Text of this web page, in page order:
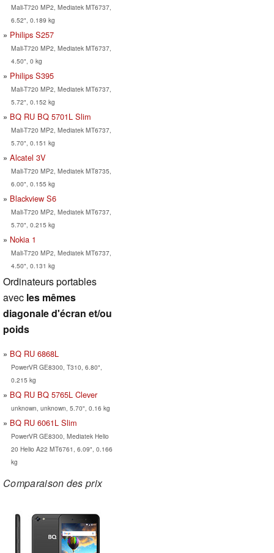
Mali-T720 MP2, Mediatek MT6737,
6.52", 0.189 kg
Philips S257
Mali-T720 MP2, Mediatek MT6737,
4.50", 0 kg
Philips S395
Mali-T720 MP2, Mediatek MT6737,
5.72", 0.152 kg
BQ RU BQ 5701L Slim
Mali-T720 MP2, Mediatek MT6737,
5.70", 0.151 kg
Alcatel 3V
Mali-T720 MP2, Mediatek MT8735,
6.00", 0.155 kg
Blackview S6
Mali-T720 MP2, Mediatek MT6737,
5.70", 0.215 kg
Nokia 1
Mali-T720 MP2, Mediatek MT6737,
4.50", 0.131 kg
Ordinateurs portables
avec les mêmes
diagonale d'écran et/ou
poids
BQ RU 6868L
PowerVR GE8300, T310, 6.80",
0.215 kg
BQ RU BQ 5765L Clever
unknown, unknown, 5.70", 0.16 kg
BQ RU 6061L Slim
PowerVR GE8300, Mediatek Helio
20 Helio A22 MT6761, 6.09", 0.166
kg
Comparaison des prix